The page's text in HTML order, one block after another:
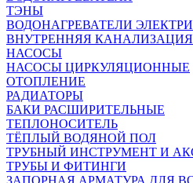
ТЭНЫ
ВОДОНАГРЕВАТЕЛИ
ВНУТРЕННЯЯ КАНАЛИЗАЦИЯ
НАСОСЫ
НАСОСЫ ЦИРКУЛЯЦИОННЫЕ
ОТОПЛЕНИЕ
РАДИАТОРЫ
БАКИ РАСШИРИТЕЛЬНЫЕ
ТЕПЛОНОСИТЕЛЬ
ТЁПЛЫЙ ВОДЯНОЙ ПОЛ
ТРУБНЫЙ ИНСТРУМЕНТ И
ТРУБЫ И ФИТИНГИ
ЗАПОРНАЯ АРМАТУРА ДЛЯ